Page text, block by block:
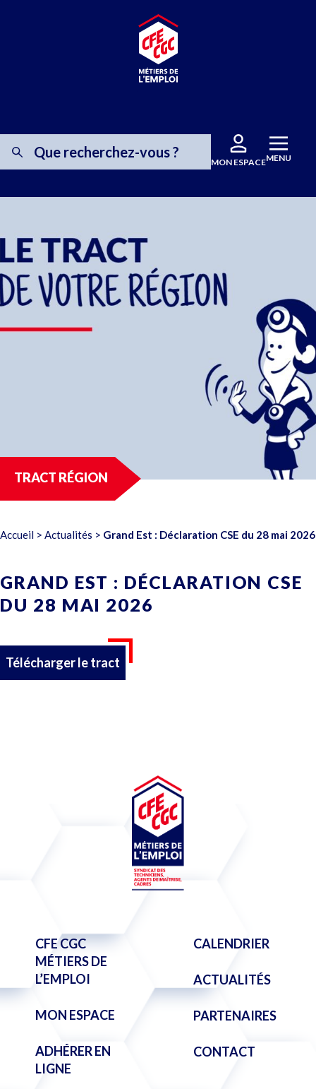
MON ESPACEMENU
TRACT RÉGION
Accueil > Actualités > Grand Est : Déclaration CSE du 28 mai 2026
GRAND EST : DÉCLARATION CSE
DU 28 MAI 2026
Télécharger le tract
CFE CGC
MÉTIERS DE
L’EMPLOI
MON ESPACE
ADHÉRER EN
LIGNE
CALENDRIER
ACTUALITÉS
PARTENAIRES
CONTACT